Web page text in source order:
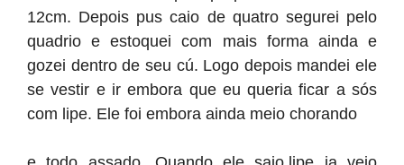
12cm. Depois pus caio de quatro segurei pelo
quadrio e estoquei com mais forma ainda e
gozei dentro de seu cú. Logo depois mandei ele
se vestir e ir embora que eu queria ficar a sós
com lipe. Ele foi embora ainda meio chorando